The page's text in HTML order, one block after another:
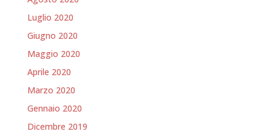
Luglio 2020
Giugno 2020
Maggio 2020
Aprile 2020
Marzo 2020
Gennaio 2020
Dicembre 2019